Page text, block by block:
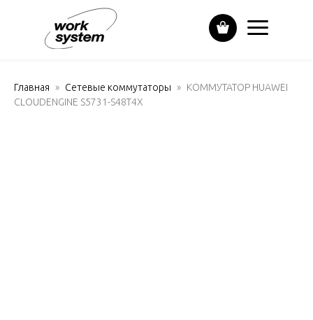
Главная Сетевые коммутаторы
КОММУТАТОР HUAWEI
CLOUDENGINE S5731-S48T4X